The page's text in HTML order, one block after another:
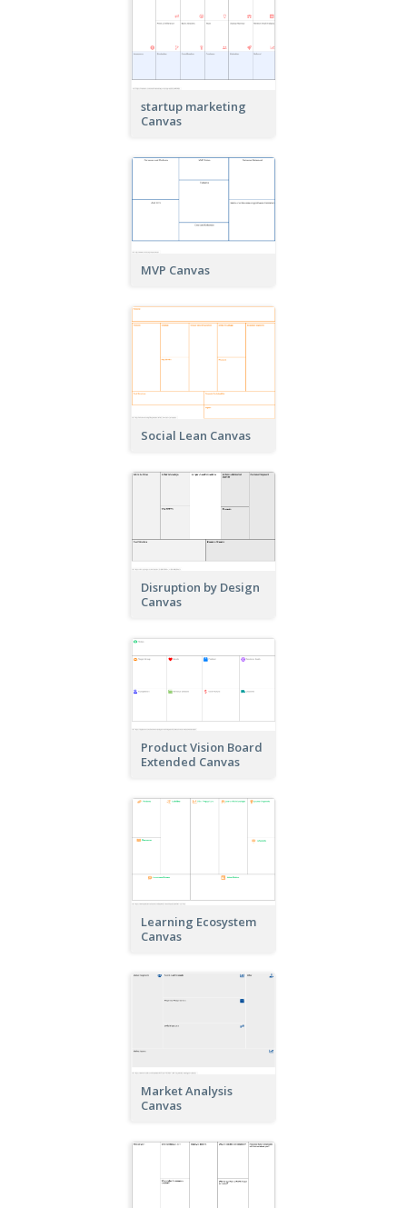
startup marketing
Canvas
MVP Canvas
Social Lean Canvas
Disruption by Design
Canvas
Product Vision Board
Extended Canvas
Learning Ecosystem
Canvas
Market Analysis
Canvas